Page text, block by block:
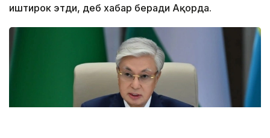
иштирок этди, деб хабар беради Ақорда.